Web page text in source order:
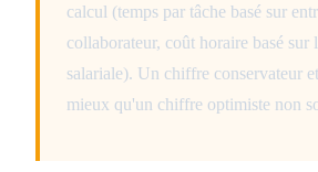
calcul (temps par tâche basé sur
collaborateur, coût horaire basé sur
salariale). Un chiffre conservateur
mieux qu'un chiffre optimiste non